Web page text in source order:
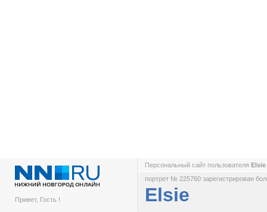
Привет, Гость !
Персональный сайт пользователя Elsie
портрет № 225760 зарегистрирован
Elsie